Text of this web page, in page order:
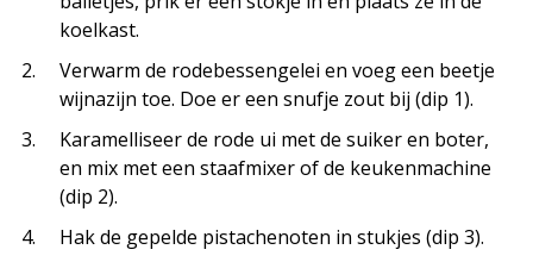
koelkast.
Verwarm de rodebessengelei en voeg een beetje
wijnazijn toe. Doe er een snufje zout bij (dip 1).
Karamelliseer de rode ui met de suiker en boter,
en mix met een staafmixer of de keukenmachine
(dip 2).
Hak de gepelde pistachenoten in stukjes (dip 3).